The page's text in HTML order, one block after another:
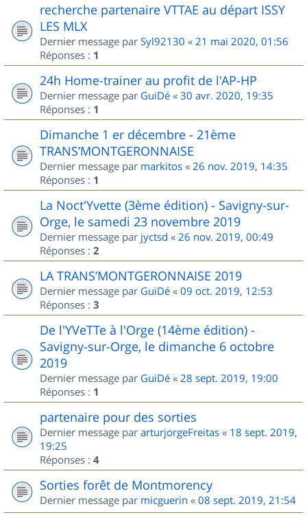
recherche partenaire VTTAE au départ ISSY
LES MLX
Dernier message par Syl92130 « 21 mai 2020, 01:56
Réponses : 1
24h Home-trainer au profit de l'AP-HP
Dernier message par GuiDé « 30 avr. 2020, 19:35
Réponses : 1
Dimanche 1 er décembre - 21ème
TRANS’MONTGERONNAISE
Dernier message par markitos « 26 nov. 2019, 14:35
Réponses : 1
La Noct'Yvette (3ème édition) - Savigny-sur-
Orge, le samedi 23 novembre 2019
Dernier message par jyctsd « 26 nov. 2019, 00:49
Réponses : 2
LA TRANS’MONTGERONNAISE 2019
Dernier message par GuiDé « 09 oct. 2019, 12:53
Réponses : 3
De l'YVeTTe à l'Orge (14ème édition) -
Savigny-sur-Orge, le dimanche 6 octobre
2019
Dernier message par GuiDé « 28 sept. 2019, 19:00
Réponses : 1
partenaire pour des sorties
Dernier message par arturjorgeFreitas « 18 sept. 2019,
19:25
Réponses : 4
Sorties forêt de Montmorency
Dernier message par micguerin « 08 sept. 2019, 21:54